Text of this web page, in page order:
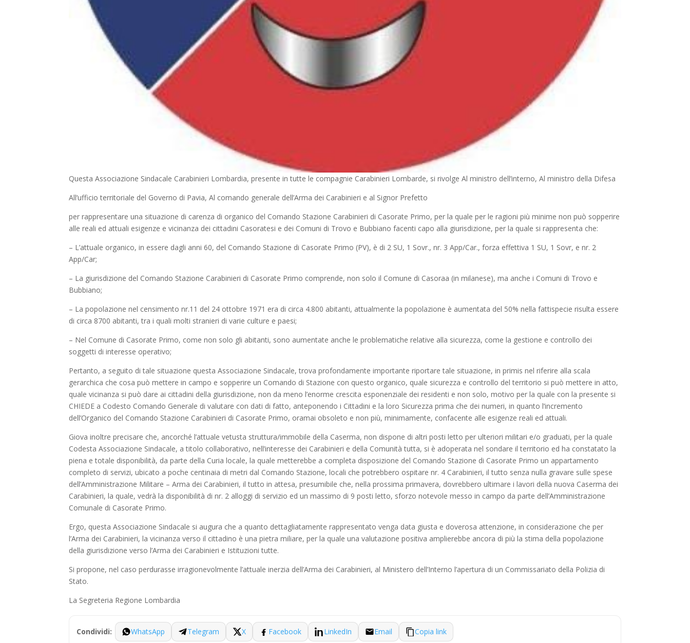
Questa Associazione Sindacale Carabinieri Lombardia, presente in tutte le compagnie Carabinieri Lombarde, si rivolge Al ministro dell’interno, Al ministro della Difesa
All’ufficio territoriale del Governo di Pavia, Al comando generale dell’Arma dei Carabinieri e al Signor Prefetto
per rappresentare una situazione di carenza di organico del Comando Stazione Carabinieri di Casorate Primo, per la quale per le ragioni più minime non può sopperire
alle reali ed attuali esigenze e vicinanza dei cittadini Casoratesi e dei Comuni di Trovo e Bubbiano facenti capo alla giurisdizione, per la quale si rappresenta che:
– L’attuale organico, in essere dagli anni 60, del Comando Stazione di Casorate Primo (PV), è di 2 SU, 1 Sovr., nr. 3 App/Car., forza effettiva 1 SU, 1 Sovr, e nr. 2
App/Car;
– La giurisdizione del Comando Stazione Carabinieri di Casorate Primo comprende, non solo il Comune di Casoraa (in milanese), ma anche i Comuni di Trovo e
Bubbiano;
– La popolazione nel censimento nr.11 del 24 ottobre 1971 era di circa 4.800 abitanti, attualmente la popolazione è aumentata del 50% nella fattispecie risulta essere
di circa 8700 abitanti, tra i quali molti stranieri di varie culture e paesi;
– Nel Comune di Casorate Primo, come non solo gli abitanti, sono aumentate anche le problematiche relative alla sicurezza, come la gestione e controllo dei
soggetti di interesse operativo;
Pertanto, a seguito di tale situazione questa Associazione Sindacale, trova profondamente importante riportare tale situazione, in primis nel riferire alla scala
gerarchica che cosa può mettere in campo e sopperire un Comando di Stazione con questo organico, quale sicurezza e controllo del territorio si può mettere in atto,
quale vicinanza si può dare ai cittadini della giurisdizione, non da meno l’enorme crescita esponenziale dei residenti e non solo, motivo per la quale con la presente si
CHIEDE a Codesto Comando Generale di valutare con dati di fatto, anteponendo i Cittadini e la loro Sicurezza prima che dei numeri, in quanto l’incremento
dell’Organico del Comando Stazione Carabinieri di Casorate Primo, oramai obsoleto e non più, minimamente, confacente alle esigenze reali ed attuali.
Giova inoltre precisare che, ancorché l’attuale vetusta struttura/immobile della Caserma, non dispone di altri posti letto per ulteriori militari e/o graduati, per la quale
Codesta Associazione Sindacale, a titolo collaborativo, nell’interesse dei Carabinieri e della Comunità tutta, si è adoperata nel sondare il territorio ed ha constatato la
piena e totale disponibilità, da parte della Curia locale, la quale metterebbe a completa disposizione del Comando Stazione di Casorate Primo un appartamento
completo di servizi, ubicato a poche centinaia di metri dal Comando Stazione, locali che potrebbero ospitare nr. 4 Carabinieri, il tutto senza nulla gravare sulle spese
dell’Amministrazione Militare – Arma dei Carabinieri, il tutto in attesa, presumibile che, nella prossima primavera, dovrebbero ultimare i lavori della nuova Caserma dei
Carabinieri, la quale, vedrà la disponibilità di nr. 2 alloggi di servizio ed un massimo di 9 posti letto, sforzo notevole messo in campo da parte dell’Amministrazione
Comunale di Casorate Primo.
Ergo, questa Associazione Sindacale si augura che a quanto dettagliatamente rappresentato venga data giusta e doverosa attenzione, in considerazione che per
l’Arma dei Carabinieri, la vicinanza verso il cittadino è una pietra miliare, per la quale una valutazione positiva amplierebbe ancora di più la stima della popolazione
della giurisdizione verso l’Arma dei Carabinieri e Istituzioni tutte.
Si propone, nel caso perdurasse irragionevolmente l’attuale inerzia dell’Arma dei Carabinieri, al Ministero dell’Interno l’apertura di un Commissariato della Polizia di
Stato.
La Segreteria Regione Lombardia
Condividi: WhatsApp Telegram X Facebook LinkedIn Email Copia link